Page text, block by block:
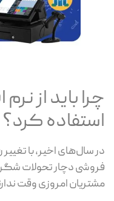
چرا باید از
استفاده کرد؟
در سال‌های اخیر، با
فروشی دچار تحولات
مشتریان امروزی وقت